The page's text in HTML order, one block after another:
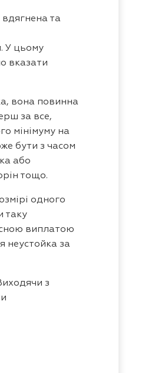
та
У цьому
вказати
вона повинна
за все,
мінімуму на
бути з часом
або
тощо.
одного
таку
виплатою
неустойка за
з